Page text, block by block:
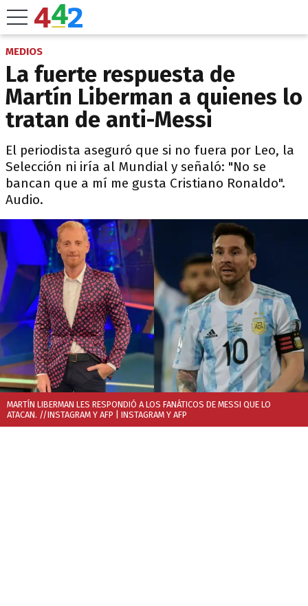
MEDIOS
La fuerte respuesta de
Martín Liberman a quienes lo
tratan de anti-Messi
El periodista aseguró que si no fuera por Leo, la
Selección ni iría al Mundial y señaló: "No se
bancan que a mí me gusta Cristiano Ronaldo".
Audio.
MARTÍN LIBERMAN LES RESPONDIÓ A LOS FANÁTICOS DE MESSI QUE LO
ATACAN. //INSTAGRAM Y AFP | INSTAGRAM Y AFP